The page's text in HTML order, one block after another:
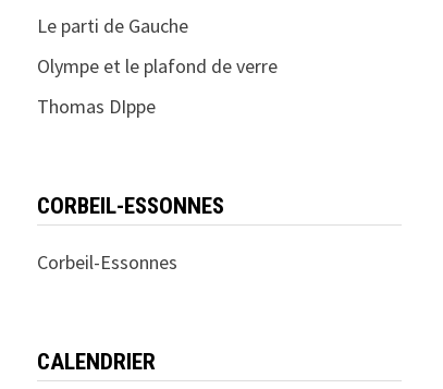
Le parti de Gauche
Olympe et le plafond de verre
Thomas DIppe
CORBEIL-ESSONNES
Corbeil-Essonnes
CALENDRIER